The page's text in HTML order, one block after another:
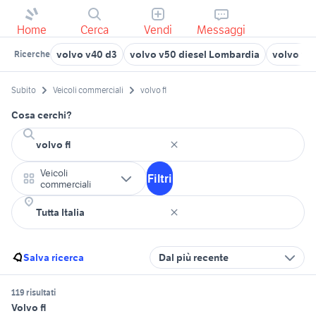
Home Cerca Vendi Messaggi
Ricerche volvo v40 d3 volvo v50 diesel Lombardia volvo
Subito Veicoli commerciali volvo fl
Cosa cerchi?
Veicoli
commerciali
Filtri
Salva ricerca Dal più recente
119 risultati
Volvo fl